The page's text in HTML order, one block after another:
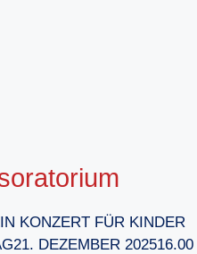
KONZERT FÜR KINDER
DEZEMBER 202516.00